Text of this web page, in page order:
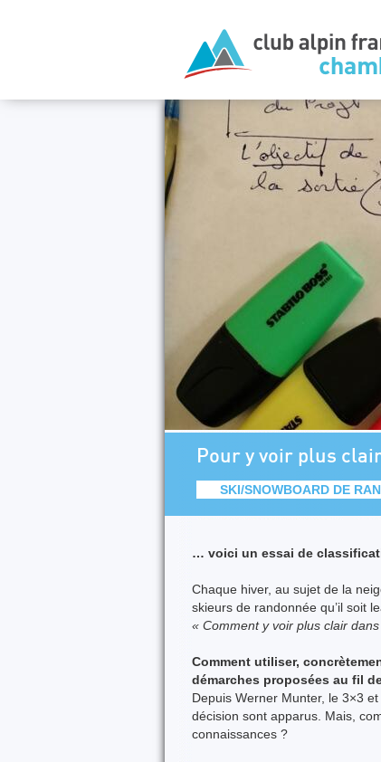
Pour y voir plus
SKI/SNOWBOARD DE
… voici un essai de
Chaque hiver, au sujet de la
skieurs de randonnée qu’il soit
« Comment y voir plus clair
Comment utiliser,
démarches proposées au fil
Depuis Werner Munter, le 3×3
décision sont apparus. Mais,
connaissances ?